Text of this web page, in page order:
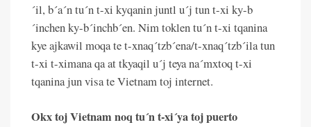
´il, b´a´n tu´n t-xi kyqanin juntl u´j tun t-xi ky-b
´inchen ky-b´inchb´en. Nim toklen tu´n t-xi tqanina
kye ajkawil moqa te t-xnaq´tzb´ena/t-xnaq´tzb´ila tun
t-xi t-ximana qa at tkyaqil u´j teya na´mxtoq t-xi
tqanina jun visa te Vietnam toj internet.
Okx toj Vietnam noq tu´n t-xi´ya toj puerto